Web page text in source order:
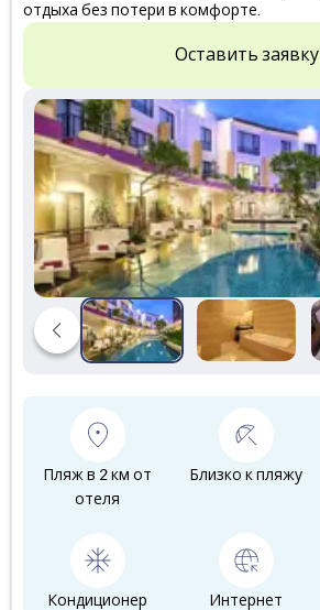
отдыха без потери в комфорте.
Оставить заявку
Пляж в 2 км от
отеля
Близко к пляжу
Кондиционер Интернет